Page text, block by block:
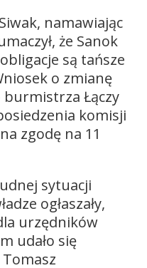
namawiając
że Sanok
są tańsze
o zmianę
Łączy
komisji
zgodę na 11
sytuacji
ogłaszały,
urzędników
udało się